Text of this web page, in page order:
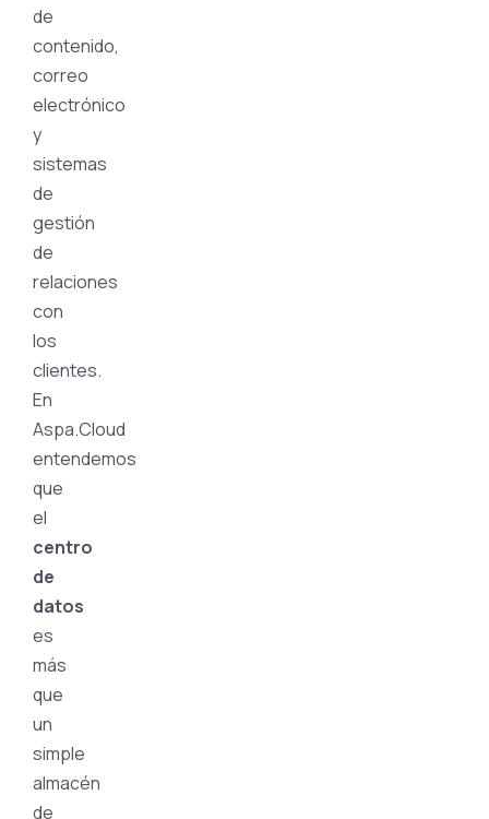
de
contenido,
correo
electrónico
y
sistemas
de
gestión
de
relaciones
con
los
clientes.
En
Aspa.Cloud
entendemos
que
el
centro
de
datos
es
más
que
un
simple
almacén
de